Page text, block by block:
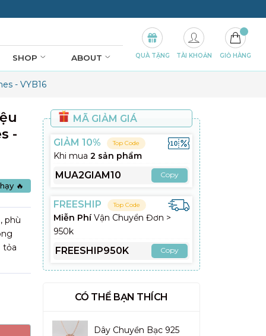
SHOP ABOUT QUÀ TẶNG TÀI KHOẢN GIỎ HÀNG
- VYB16
-
🔥
phù
tỏa
MÃ GIẢM GIÁ
GIẢM 10% Top Code
Khi mua 2 sản phẩm
MUA2GIAM10 Copy
FREESHIP Top Code
Miễn PhíVận Chuyển Đơn >
950k
FREESHIP950K Copy
CÓ THỂ BẠN THÍCH
Dây Chuyền Bạc 925